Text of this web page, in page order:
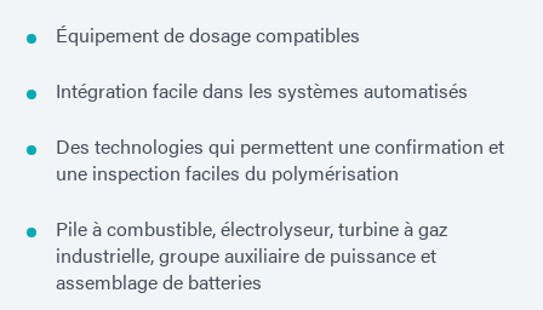
Équipement de dosage compatibles
Intégration facile dans les systèmes automatisés
Des technologies qui permettent une confirmation et
une inspection faciles du polymérisation
Pile à combustible, électrolyseur, turbine à gaz
industrielle, groupe auxiliaire de puissance et
assemblage de batteries